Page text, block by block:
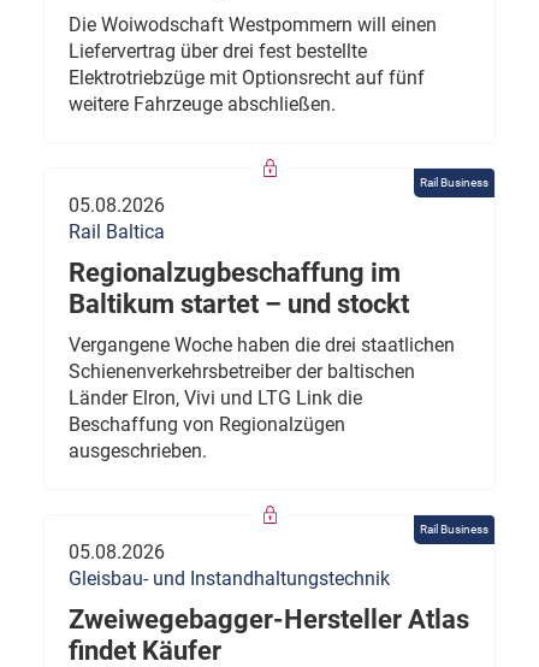
Die Woiwodschaft Westpommern will einen
Liefervertrag über drei fest bestellte
Elektrotriebzüge mit Optionsrecht auf fünf
weitere Fahrzeuge abschließen.
Rail Business
05.08.2026
Rail Baltica
Regionalzugbeschaffung im
Baltikum startet – und stockt
Vergangene Woche haben die drei staatlichen
Schienenverkehrsbetreiber der baltischen
Länder Elron, Vivi und LTG Link die
Beschaffung von Regionalzügen
ausgeschrieben.
Rail Business
05.08.2026
Gleisbau- und Instandhaltungstechnik
Zweiwegebagger-Hersteller Atlas
findet Käufer